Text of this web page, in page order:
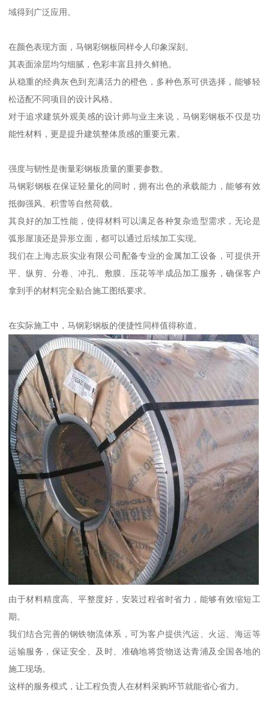
域得到广泛应用。
在颜色表现方面，马钢彩钢板同样令人印象深刻。
其表面涂层均匀细腻，色彩丰富且持久鲜艳。
从稳重的经典灰色到充满活力的橙色，多种色系可供选择，能够轻
松适配不同项目的设计风格。
对于追求建筑外观美感的设计师与业主来说，马钢彩钢板不仅是功
能性材料，更是提升建筑整体质感的重要元素。
强度与韧性是衡量彩钢板质量的重要参数。
马钢彩钢板在保证轻量化的同时，拥有出色的承载能力，能够有效
抵御强风、积雪等自然荷载。
其良好的加工性能，使得材料可以满足各种复杂造型需求，无论是
弧形屋顶还是异形立面，都可以通过后续加工实现。
我们在上海志辰实业有限公司配备专业的金属加工设备，可提供开
平、纵剪、分卷、冲孔、敷膜、压花等半成品加工服务，确保客户
拿到手的材料完全贴合施工图纸要求。
在实际施工中，马钢彩钢板的便捷性同样值得称道。
由于材料精度高、平整度好，安装过程省时省力，能够有效缩短工
期。
我们结合完善的钢铁物流体系，可为客户提供汽运、火运、海运等
运输服务，保证安全、及时、准确地将货物送达青浦及全国各地的
施工现场。
这样的服务模式，让工程负责人在材料采购环节就能省心省力。